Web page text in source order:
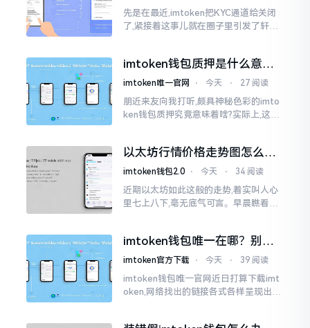
先是在最近,imtoken把KYC通道给关闭
了,紧接着这事儿就在圈子里引发了轩然
imtoken钱包质押是什么意
思？一文讲透
imtoken唯一官网 ⋅ 今天 ⋅ 27 阅读
朋近来友向我打听,颇具神秘色彩的imto
ken钱包质押究竟意味着啥?实际上,这一
以太坊行情价格走势图怎么看
才不亏钱
imtoken钱包2.0 ⋅ 今天 ⋅ 34 阅读
近期以太坊如此这般的走势,着实叫人心
里七上八下,毫无底气可言。早晨瞧看之
得让人心里直冒慌意。
imtoken钱包唯一在哪？别乱
点，小心假网站
imtoken官方下载 ⋅ 今天 ⋅ 39 阅读
imtoken钱包唯一官网近日打算下载imt
oken,网络找出的链接各式各样呈现出乱